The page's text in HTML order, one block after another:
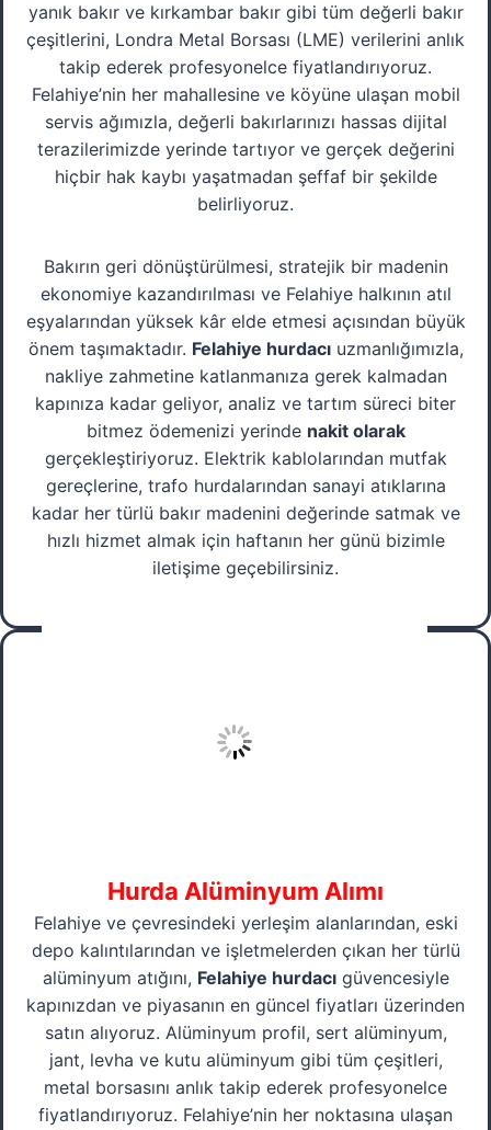
yanık bakır ve kırkambar bakır gibi tüm değerli bakır
çeşitlerini, Londra Metal Borsası (LME) verilerini anlık
takip ederek profesyonelce fiyatlandırıyoruz.
Felahiye’nin her mahallesine ve köyüne ulaşan mobil
servis ağımızla, değerli bakırlarınızı hassas dijital
terazilerimizde yerinde tartıyor ve gerçek değerini
hiçbir hak kaybı yaşatmadan şeffaf bir şekilde
belirliyoruz.
Bakırın geri dönüştürülmesi, stratejik bir madenin
ekonomiye kazandırılması ve Felahiye halkının atıl
eşyalarından yüksek kâr elde etmesi açısından büyük
önem taşımaktadır. Felahiye hurdacıuzmanlığımızla,
nakliye zahmetine katlanmanıza gerek kalmadan
kapınıza kadar geliyor, analiz ve tartım süreci biter
bitmez ödemenizi yerinde nakit olarak
gerçekleştiriyoruz. Elektrik kablolarından mutfak
gereçlerine, trafo hurdalarından sanayi atıklarına
kadar her türlü bakır madenini değerinde satmak ve
hızlı hizmet almak için haftanın her günü bizimle
iletişime geçebilirsiniz.
Hurda Alüminyum Alımı
Felahiye ve çevresindeki yerleşim alanlarından, eski
depo kalıntılarından ve işletmelerden çıkan her türlü
alüminyum atığını, Felahiye hurdacıgüvencesiyle
kapınızdan ve piyasanın en güncel fiyatları üzerinden
satın alıyoruz. Alüminyum profil, sert alüminyum,
jant, levha ve kutu alüminyum gibi tüm çeşitleri,
metal borsasını anlık takip ederek profesyonelce
fiyatlandırıyoruz. Felahiye’nin her noktasına ulaşan